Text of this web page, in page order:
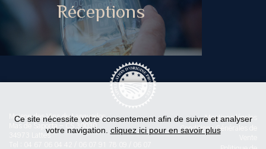
Réceptions
Maison des Vins du Languedoc
Mas de Saporta - CS 30030
34973 Lattes
Mentions légales
Conditions Générales de
Ce site nécessite votre consentement afin de suivre et analyser
votre navigation. cliquez ici pour en savoir plus